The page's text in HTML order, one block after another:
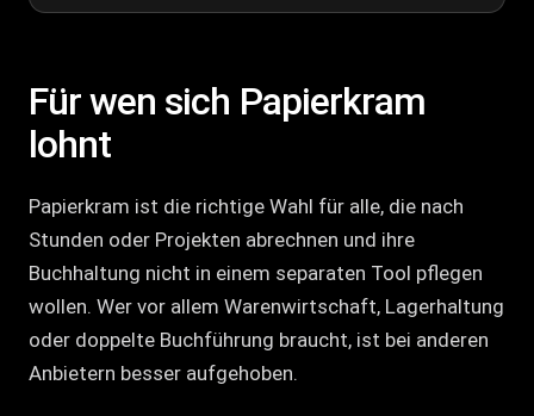
Für wen sich Papierkram
lohnt
Papierkram ist die richtige Wahl für alle, die nach
Stunden oder Projekten abrechnen und ihre
Buchhaltung nicht in einem separaten Tool pflegen
wollen. Wer vor allem Warenwirtschaft, Lagerhaltung
oder doppelte Buchführung braucht, ist bei anderen
Anbietern besser aufgehoben.